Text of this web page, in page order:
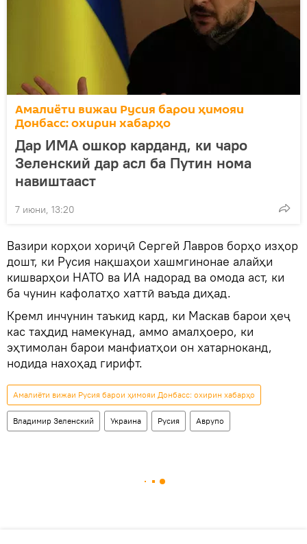
Амалиёти вижаи Русия барои ҳимояи
Донбасс: охирин хабарҳо
Дар ИМА ошкор карданд, ки чаро
Зеленский дар асл ба Путин нома
навиштааст
7 июни, 13:20
Вазири корҳои хориҷӣ Сергей Лавров борҳо изҳор
дошт, ки Русия нақшаҳои хашмгинонае алайҳи
кишварҳои НАТО ва ИА надорад ва омода аст, ки
ба чунин кафолатҳо хаттӣ ваъда диҳад.
Кремл инчунин таъкид кард, ки Маскав барои ҳеҷ
кас таҳдид намекунад, аммо амалҳоеро, ки
эҳтимолан барои манфиатҳои он хатарноканд,
нодида нахоҳад гирифт.
Амалиёти вижаи Русия барои ҳимояи Донбасс: охирин хабарҳо
Владимир Зеленский Украина Русия Аврупо